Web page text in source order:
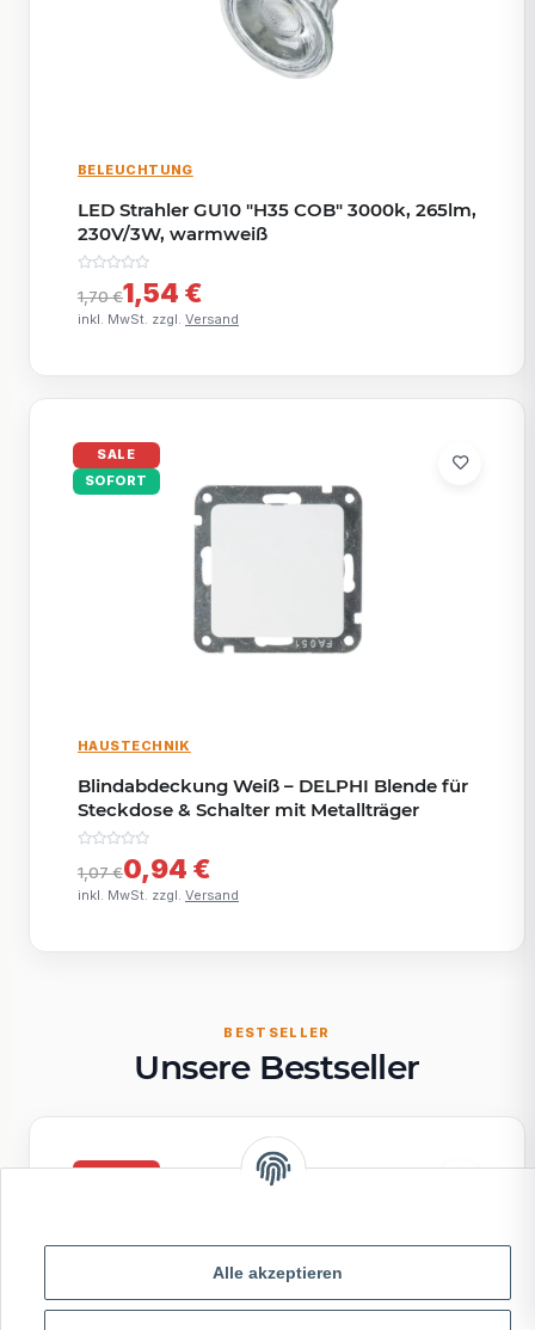
Alle akzeptieren
BELEUCHTUNG
LED Strahler GU10 "H35 COB" 3000k, 265lm,
230V/3W, warmweiß
1,70 €1,54 €
inkl. MwSt. zzgl. Versand
SALE
SOFORT
HAUSTECHNIK
Blindabdeckung Weiß – DELPHI Blende für
Steckdose & Schalter mit Metallträger
1,07 €0,94 €
inkl. MwSt. zzgl. Versand
BESTSELLER
Unsere Bestseller
SALE